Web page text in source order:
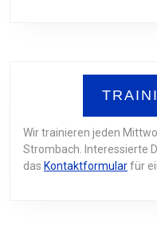
Wir trainieren jeden
Strombach. Interessierte
das Kontaktformularfür